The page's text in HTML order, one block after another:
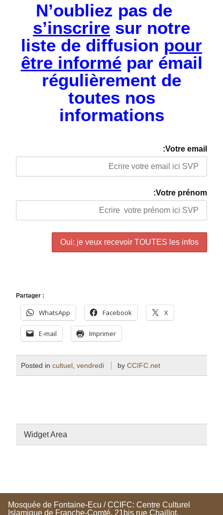
N’oubliez pas de
s’inscrire sur notre
liste de diffusion pour
être informépar émail
régulièrement de
toutes nos
informations
Votre email:
Votre prénom:
Partager :
WhatsApp Facebook X
E-mail Imprimer
Posted incultuel ,vendredi by CCIFC.net
Widget Area
Mosquée de Fontaine-Ecu / CCIFC: Centre Culturel
Islamique de Franche-Comté. 21bis rue Chaillot,